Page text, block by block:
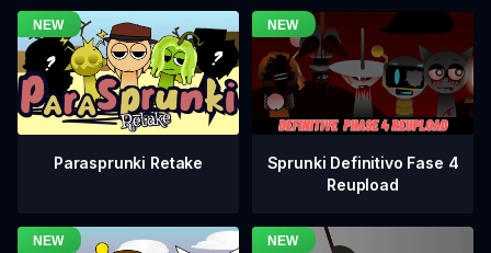
Parasprunki Retake
Sprunki Definitivo Fase 4
Reupload